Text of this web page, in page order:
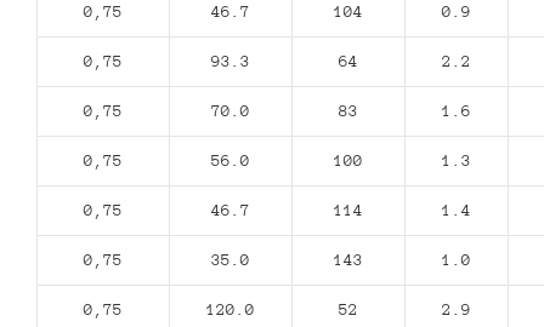
0,75 46.7 104 0.9
0,75 93.3 64 2.2
0,75 70.0 83 1.6
0,75 56.0 100 1.3
0,75 46.7 114 1.4
0,75 35.0 143 1.0
0,75 120.0 52 2.9